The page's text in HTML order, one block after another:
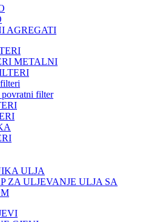
AGREGATI
METALNI
povratni filter
ULJA
ZA ULJEVANJE ULJA SA